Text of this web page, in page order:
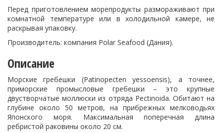
Перед приготовлением морепродукты размораживают при
комнатной температуре или в холодильной камере, не
раскрывая упаковку.
Производитель: компания Polar Seafood (Дания).
Описание
Морские гребешки (Patinopecten yessoensis), а точнее,
приморские промысловые гребешки – это крупные
двустворчатые моллюски из отряда Pectinoida. Обитают на
глубине около 50 метров, на прибрежных мелководьях
Японского моря. Максимальная поперечная длина
ребристой раковины около 20 см.